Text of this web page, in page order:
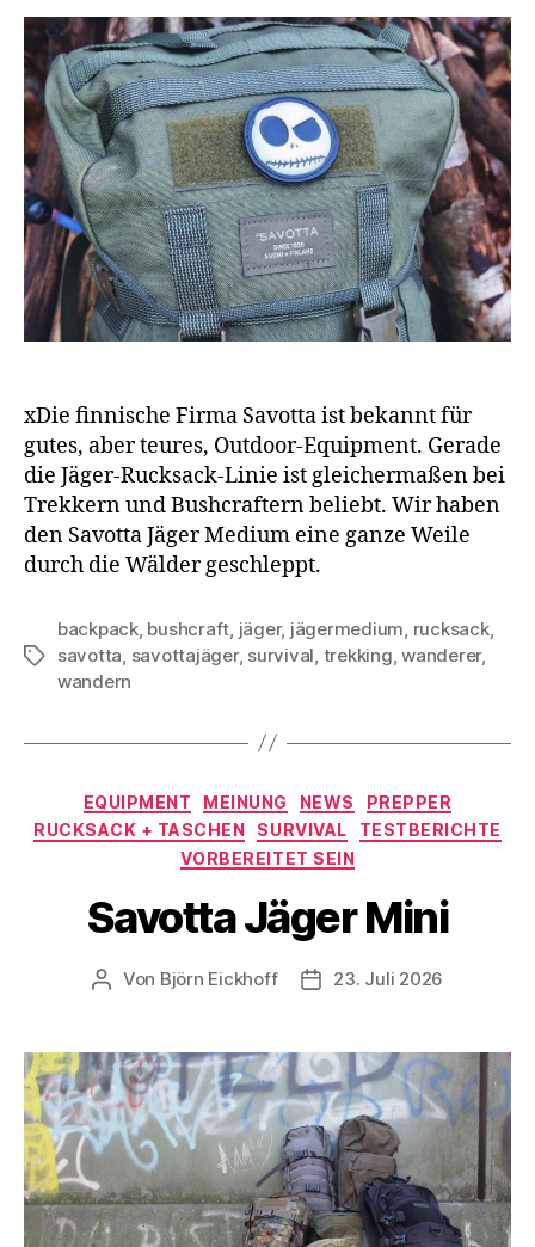
xDie finnische Firma Savotta ist bekannt für
gutes, aber teures, Outdoor-Equipment. Gerade
die Jäger-Rucksack-Linie ist gleichermaßen bei
Trekkern und Bushcraftern beliebt. Wir haben
den Savotta Jäger Medium eine ganze Weile
durch die Wälder geschleppt.
Schlagwörter
backpack, bushcraft, jäger, jägermedium, rucksack,
savotta, savottajäger, survival, trekking,wanderer,
wandern
Kategorien
EQUIPMENT MEINUNG NEWS
PREPPER
RUCKSACK + TASCHEN
SURVIVAL
TESTBERICHTE
VORBEREITET SEIN
Savotta Jäger Mini
Beitragsautor
Von Björn Eickhoff Veröffentlichungsdatum
23. Juli 2026